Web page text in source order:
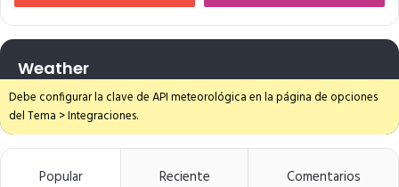
Weather
Debe configurar la clave de API meteorológica en la página de opciones
del Tema > Integraciones.
Popular Reciente Comentarios